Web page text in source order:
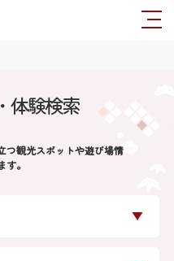
体験検索
つ観光スポットや遊び場情
す。